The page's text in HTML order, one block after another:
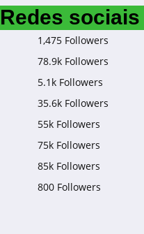
Redes sociais
1,475 Followers
78.9k Followers
5.1k Followers
35.6k Followers
55k Followers
75k Followers
85k Followers
800 Followers